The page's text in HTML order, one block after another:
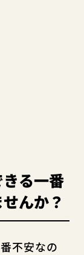
る一番
んか？
不安なの